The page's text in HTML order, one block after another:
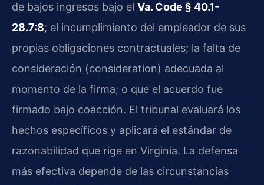
de bajos ingresos bajo el Va. Code § 40.1-
28.7:8; el incumplimiento del empleador de sus
propias obligaciones contractuales; la falta de
consideración (consideration) adecuada al
momento de la firma; o que el acuerdo fue
firmado bajo coacción. El tribunal evaluará los
hechos específicos y aplicará el estándar de
razonabilidad que rige en Virginia. La defensa
más efectiva depende de las circunstancias